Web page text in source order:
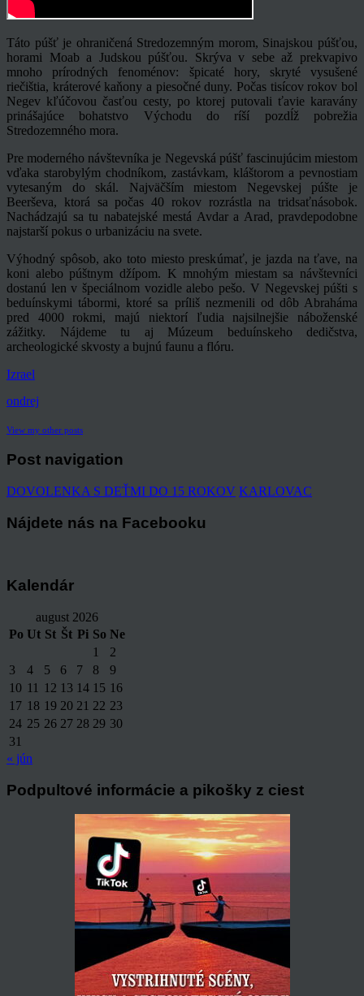
Táto púšť je ohraničená Stredozemným morom, Sinajskou púšťou,
horami Moab a Judskou púšťou. Skrýva v sebe až prekvapivo
mnoho prírodných fenoménov: špicaté hory, skryté vysušené
riečištia, kráterové kaňony a piesočné duny. Počas tisícov rokov bol
Negev kľúčovou časťou cesty, po ktorej putovali ťavie karavány
prinášajúce bohatstvo Východu do ríší pozdĺž pobrežia
Stredozemného mora.
Pre moderného návštevníka je Negevská púšť fascinujúcim miestom
vďaka starobylým chodníkom, zastávkam, kláštorom a pevnostiam
vytesaným do skál. Najväčším miestom Negevskej púšte je
Beerševa, ktorá sa počas 40 rokov rozrástla na tridsaťnásobok.
Nachádzajú sa tu nabatejské mestá Avdar a Arad, pravdepodobne
najstarší pokus o urbanizáciu na svete.
Výhodný spôsob, ako toto miesto preskúmať, je jazda na ťave, na
koni alebo púštnym džípom. K mnohým miestam sa návštevníci
dostanú len v špeciálnom vozidle alebo pešo. V Negevskej púšti s
beduínskymi tábormi, ktoré sa príliš nezmenili od dôb Abraháma
pred 4000 rokmi, majú niektorí ľudia najsilnejšie náboženské
zážitky. Nájdeme tu aj Múzeum beduínskeho dedičstva,
archeologické skvosty a bujnú faunu a flóru.
Izrael
ondrej
View my other posts
Post navigation
DOVOLENKA S DEŤMI DO 15 ROKOV KARLOVAC
Nájdete nás na Facebooku
Kalendár
august 2026
Po Ut St Št Pi So Ne
1
2
3
4 5 6 7 8
9
10 11 12 13 14 15 16
17 18 19 20 21 22 23
24 25 26 27 28 29 30
31
« jún
Podpultové informácie a pikošky z ciest